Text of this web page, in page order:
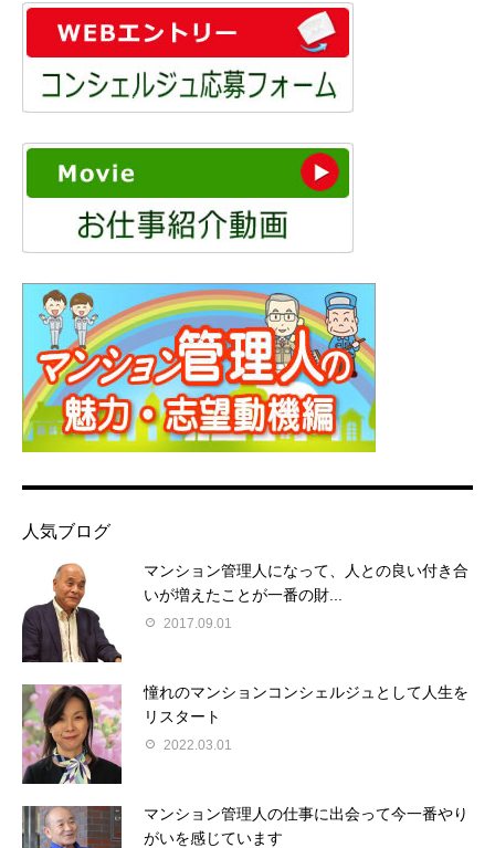
人気ブログ
マンション管理人になって、人との良い付き合
いが増えたことが一番の財...
2017.09.01
憧れのマンションコンシェルジュとして人生を
リスタート
2022.03.01
マンション管理人の仕事に出会って今一番やり
がいを感じています